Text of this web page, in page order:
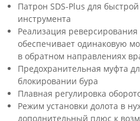
Патрон SDS-Plus для
инструмента
Реализация
обеспечивает одинаковую
в обратном направлениях
Предохранительная муфта
блокировании бура
Плавная регулировка
Режим установки долота в
дополнительный плюс к